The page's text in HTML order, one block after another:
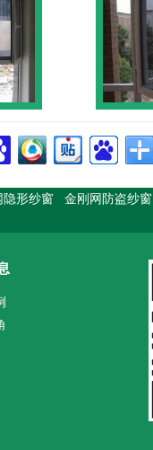
隐形纱窗 金刚网防盗纱窗